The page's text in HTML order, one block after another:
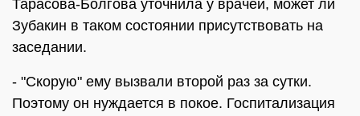
Тарасова-Болгова уточнила у врачей, может ли
Зубакин в таком состоянии присутствовать на
заседании.
- "Скорую" ему вызвали второй раз за сутки.
Поэтому он нуждается в покое. Госпитализация